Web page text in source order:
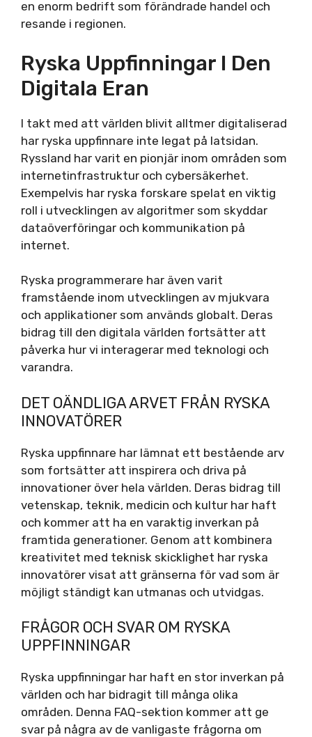
en enorm bedrift som förändrade handel och
resande i regionen.
Ryska Uppfinningar I Den
Digitala Eran
I takt med att världen blivit alltmer digitaliserad
har ryska uppfinnare inte legat på latsidan.
Ryssland har varit en pionjär inom områden som
internetinfrastruktur och cybersäkerhet.
Exempelvis har ryska forskare spelat en viktig
roll i utvecklingen av algoritmer som skyddar
dataöverföringar och kommunikation på
internet.
Ryska programmerare har även varit
framstående inom utvecklingen av mjukvara
och applikationer som används globalt. Deras
bidrag till den digitala världen fortsätter att
påverka hur vi interagerar med teknologi och
varandra.
DET OÄNDLIGA ARVET FRÅN RYSKA
INNOVATÖRER
Ryska uppfinnare har lämnat ett bestående arv
som fortsätter att inspirera och driva på
innovationer över hela världen. Deras bidrag till
vetenskap, teknik, medicin och kultur har haft
och kommer att ha en varaktig inverkan på
framtida generationer. Genom att kombinera
kreativitet med teknisk skicklighet har ryska
innovatörer visat att gränserna för vad som är
möjligt ständigt kan utmanas och utvidgas.
FRÅGOR OCH SVAR OM RYSKA
UPPFINNINGAR
Ryska uppfinningar har haft en stor inverkan på
världen och har bidragit till många olika
områden. Denna FAQ-sektion kommer att ge
svar på några av de vanligaste frågorna om